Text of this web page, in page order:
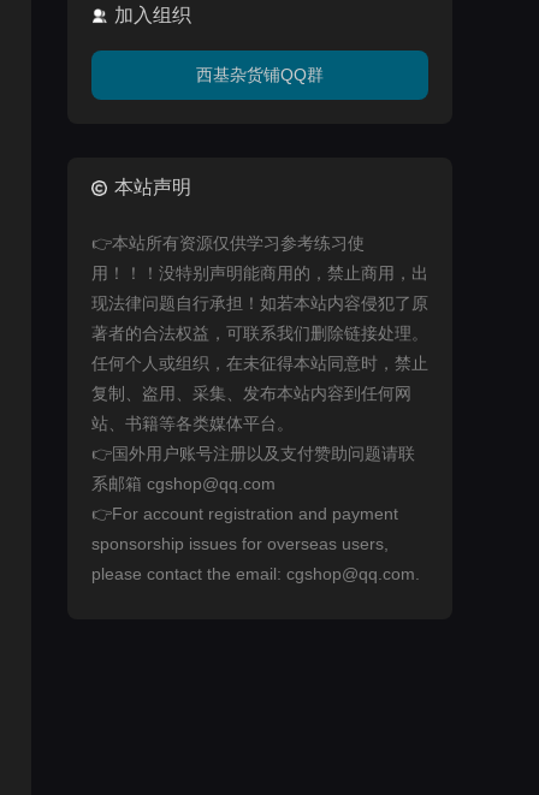
加入组织
西基杂货铺QQ群
本站声明
👉本站所有资源仅供学习参考练习使
用！！！没特别声明能商用的，禁止商用，出
现法律问题自行承担！如若本站内容侵犯了原
著者的合法权益，可联系我们删除链接处理。
任何个人或组织，在未征得本站同意时，禁止
复制、盗用、采集、发布本站内容到任何网
站、书籍等各类媒体平台。
👉国外用户账号注册以及支付赞助问题请联
系邮箱 cgshop@qq.com
👉For account registration and payment
sponsorship issues for overseas users,
please contact the email: cgshop@qq.com.